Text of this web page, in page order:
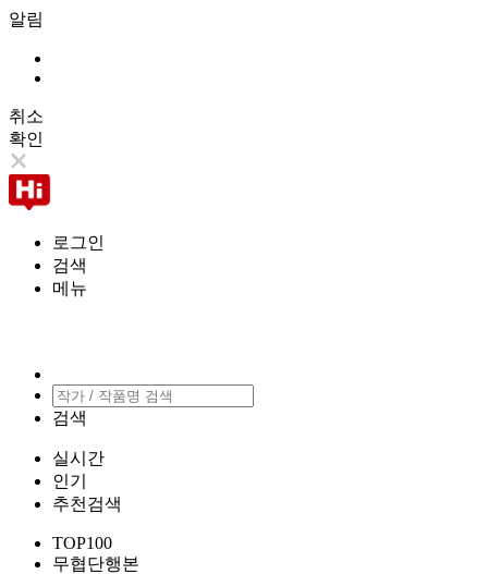
알림
취소
확인
로그인
검색
메뉴
검색
실시간
인기
추천검색
TOP100
무협단행본